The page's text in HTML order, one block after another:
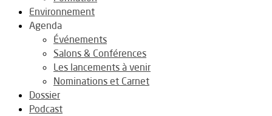
Environnement
Agenda
Événements
Salons & Conférences
Les lancements à venir
Nominations et Carnet
Dossier
Podcast